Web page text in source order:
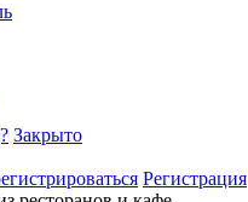
Закрыто
Регистрация